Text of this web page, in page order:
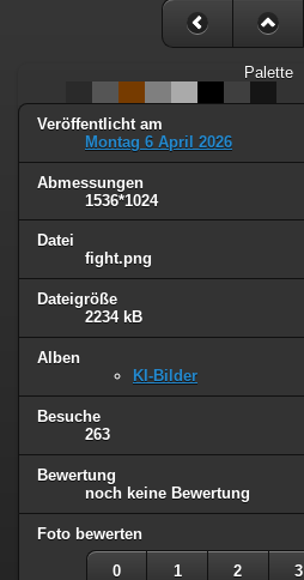
Palette
Veröffentlicht am
Montag 6 April 2026
Abmessungen
1536*1024
Datei
fight.png
Dateigröße
2234 kB
Alben
KI-Bilder
Besuche
263
Bewertung
noch keine Bewertung
Foto bewerten
0 1 2 3